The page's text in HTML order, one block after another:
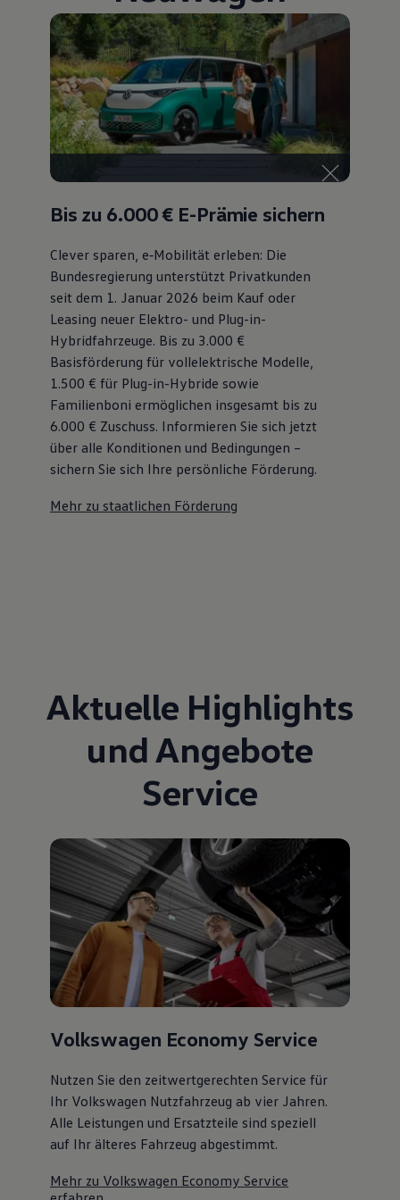
75 Jahre Bulli Jubiläum
Bulli Magazin
Fahrzeugabholung ab Werk
Bis zu 6.000 € E-Prämie sichern
Clever sparen, e‑Mobilität erleben: Die
Bundesregierung unterstützt Privatkunden
seit dem 1. Januar 2026 beim Kauf oder
Leasing neuer Elektro- und Plug-in-
Hybridfahrzeuge. Bis zu 3.000 €
Basisförderung für vollelektrische Modelle,
1.500 € für Plug-in-Hybride sowie
Familienboni ermöglichen insgesamt bis zu
6.000 € Zuschuss⁠. Informieren Sie sich jetzt
über alle Konditionen und Bedingungen –
sichern Sie sich Ihre persönliche Förderung.
Mehr zu staatlichen Förderung
Aktuelle Highlights
und Angebote
Service
Volkswagen Economy Service
Nutzen Sie den zeitwertgerechten Service für
Ihr Volkswagen Nutzfahrzeug ab vier Jahren.
Alle Leistungen und Ersatzteile sind speziell
auf Ihr älteres Fahrzeug abgestimmt.
Mehr zu Volkswagen Economy Service